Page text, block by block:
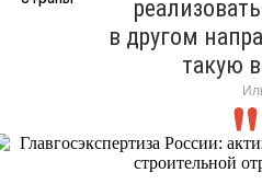
в другом
такую